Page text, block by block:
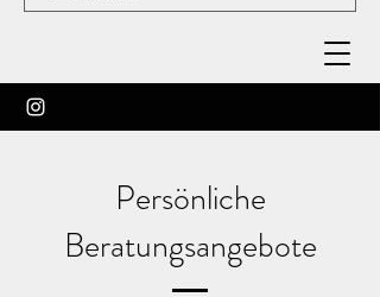
Persönliche
Beratungsangebote